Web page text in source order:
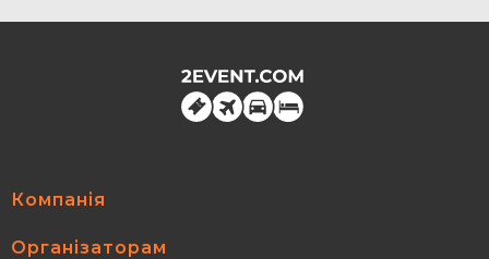
Компанія
Організаторам